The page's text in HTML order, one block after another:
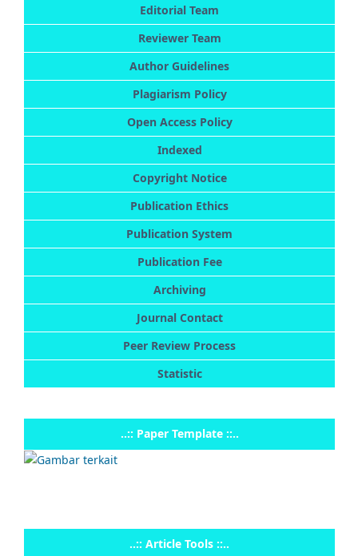
Editorial Team
Reviewer Team
Author Guidelines
Plagiarism Policy
Open Access Policy
Indexed
Copyright Notice
Publication Ethics
Publication System
Publication Fee
Archiving
Journal Contact
Peer Review Process
Statistic
..:: Paper Template ::..
..:: Article Tools ::..